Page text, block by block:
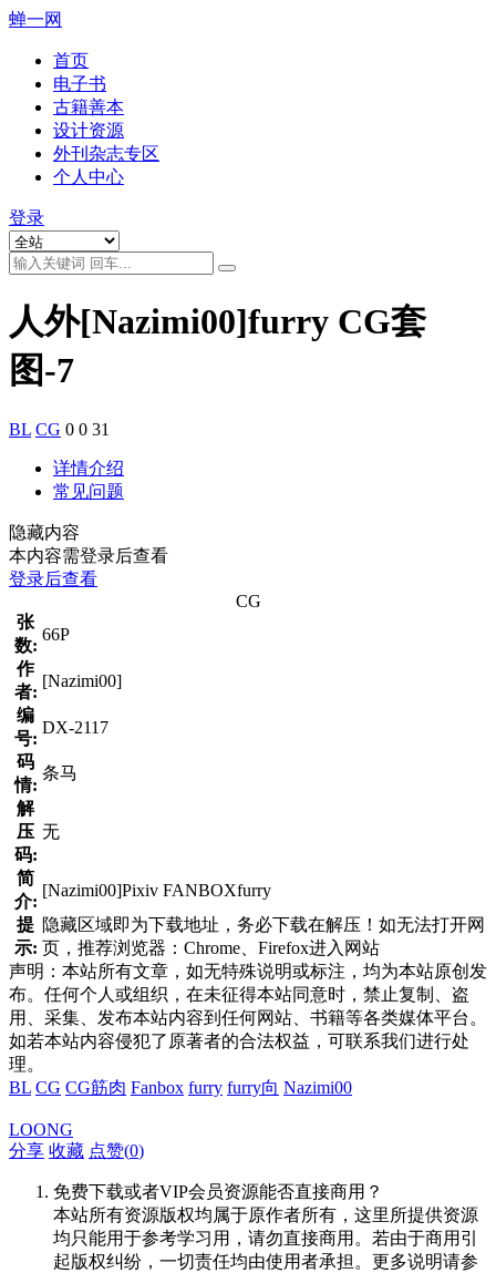
蝉一网
首页
电子书
古籍善本
设计资源
外刊杂志专区
个人中心
登录
人外[Nazimi00]furry CG套
图-7
BL CG 0 0 31
详情介绍
常见问题
隐藏内容
本内容需登录后查看
登录后查看
CG
张
数:
66P
作
者:
[Nazimi00]
编
号:
DX-2117
码
情:
条马
解
压
码:
无
简
介:
[Nazimi00]Pixiv FANBOXfurry
提
示:
隐藏区域即为下载地址，务必下载在解压！如无法打开网
页，推荐浏览器：Chrome、Firefox进入网站
声明：本站所有文章，如无特殊说明或标注，均为本站原创发
布。任何个人或组织，在未征得本站同意时，禁止复制、盗
用、采集、发布本站内容到任何网站、书籍等各类媒体平台。
如若本站内容侵犯了原著者的合法权益，可联系我们进行处
理。
BL CG CG筋肉 Fanbox furry furry向 Nazimi00
LOONG
分享 收藏 点赞(0)
免费下载或者VIP会员资源能否直接商用？
本站所有资源版权均属于原作者所有，这里所提供资源
均只能用于参考学习用，请勿直接商用。若由于商用引
起版权纠纷，一切责任均由使用者承担。更多说明请参